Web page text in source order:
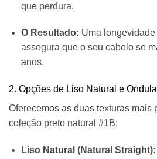
que perdura.
O Resultado: Uma
assegura que o seu cabelo se
anos.
2. Opções de Liso Natural e
Oferecemos as duas texturas mais
coleção preto natural #1B:
Liso Natural (Natural Straight):